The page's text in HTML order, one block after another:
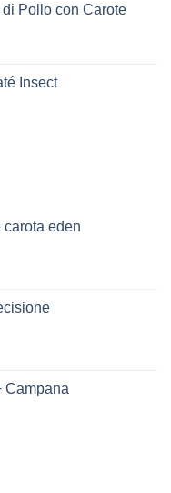
Pollo con Carote
Insect
eden
Campana